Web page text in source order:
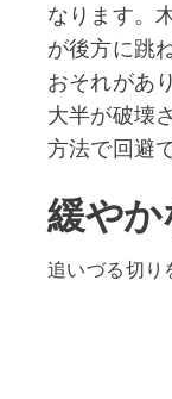
なります。
が後方に跳
おそれがあ
大半が破壊
方法で回避
緩や
追いづる切り